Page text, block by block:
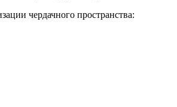
чердачного пространства: